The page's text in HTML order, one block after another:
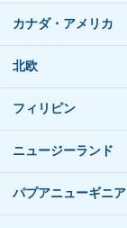
カナダ・アメリカ
北欧
フィリピン
ニュージーランド
パプアニューギニア